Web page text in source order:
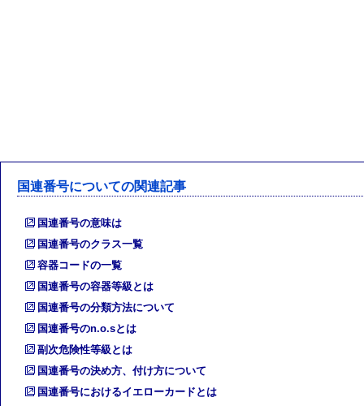
国連番号についての関連記事
国連番号の意味は
国連番号のクラス一覧
容器コードの一覧
国連番号の容器等級とは
国連番号の分類方法について
国連番号のn.o.sとは
副次危険性等級とは
国連番号の決め方、付け方について
国連番号におけるイエローカードとは